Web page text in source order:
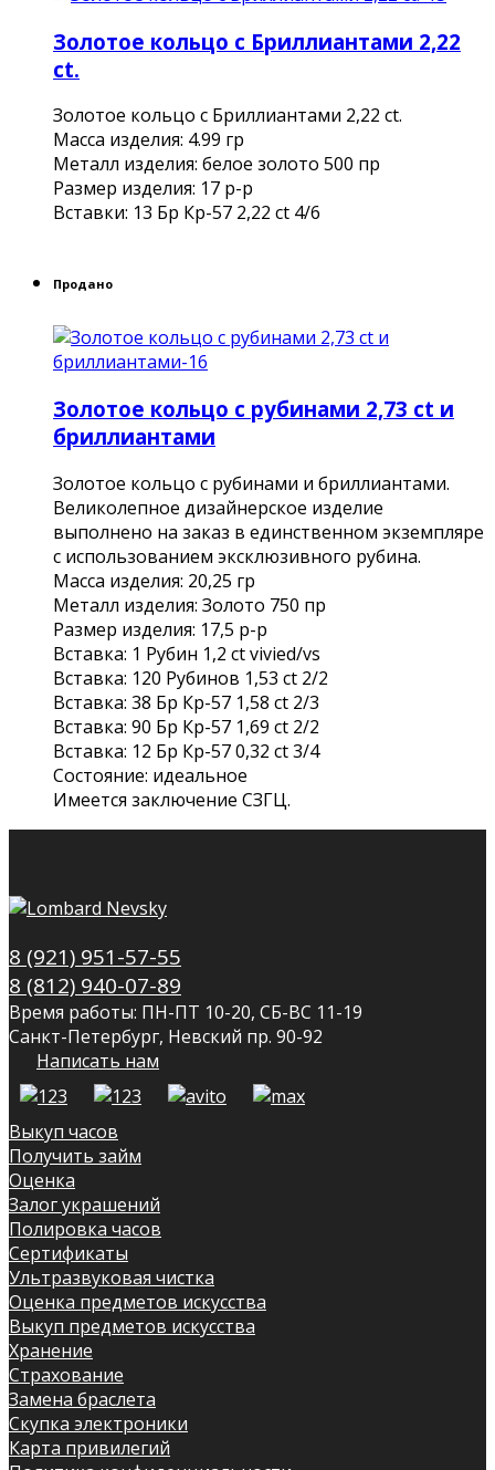
Золотое кольцо с Бриллиантами 2,22
ct.
Золотое кольцо с Бриллиантами 2,22 ct.
Масса изделия: 4.99 гр
Металл изделия: белое золото 500 пр
Размер изделия: 17 р-р
Вставки: 13 Бр Кр-57 2,22 ct 4/6
Продано
Золотое кольцо с рубинами 2,73 ct и
бриллиантами
Золотое кольцо с рубинами и бриллиантами.
Великолепное дизайнерское изделие
выполнено на заказ в единственном экземпляре
с использованием эксклюзивного рубина.
Масса изделия: 20,25 гр
Металл изделия: Золото 750 пр
Размер изделия: 17,5 р-р
Вставка: 1 Рубин 1,2 ct vivied/vs
Вставка: 120 Рубинов 1,53 сt 2/2
Вставка: 38 Бр Кр-57 1,58 ct 2/3
Вставка: 90 Бр Кр-57 1,69 ct 2/2
Вставка: 12 Бр Кр-57 0,32 ct 3/4
Состояние: идеальное
Имеется заключение СЗГЦ.
8 (921) 951-57-55
8 (812) 940-07-89
Время работы: ПН-ПТ 10-20, СБ-ВС 11-19
Санкт-Петербург, Невский пр. 90-92
Написать нам
Выкуп часов
Получить займ
Оценка
Залог украшений
Полировка часов
Сертификаты
Ультразвуковая чистка
Оценка предметов искусства
Выкуп предметов искусства
Хранение
Страхование
Замена браслета
Скупка электроники
Карта привилегий